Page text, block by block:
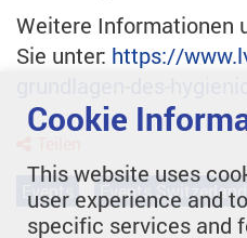
Weitere Informationen
Sie unter: https://
Events Events Switzerland
Cookie
This website uses
user experience and
specific services and